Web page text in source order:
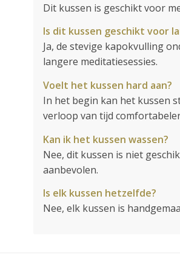
Dit kussen is geschikt voor
Is dit kussen geschikt voor
Ja, de stevige kapokvulling
langere meditatiesessies.
Voelt het kussen hard aan?
In het begin kan het kussen
verloop van tijd
Kan ik het kussen wassen?
Nee, dit kussen is niet
aanbevolen.
Is elk kussen hetzelfde?
Nee, elk kussen is